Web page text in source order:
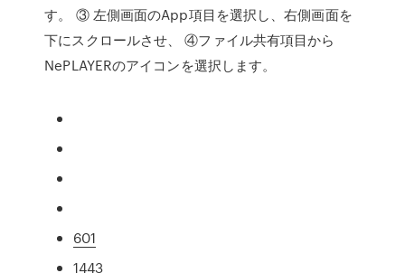
す。 ③ 左側画面のApp項目を選択し、右側画面を
下にスクロールさせ、 ④ファイル共有項目から
NePLAYERのアイコンを選択します。
601
1443